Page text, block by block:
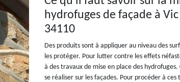
hydrofuges de façade à
34110
Des produits sont à appliquer au niveau des
les protéger. Pour lutter contre les effets
à des travaux de mise en place des
se réaliser sur les façades. Pour procéder à